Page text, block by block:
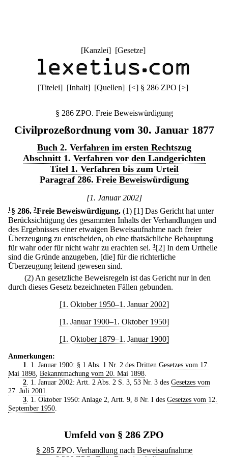
[Kanzlei] [Gesetze]
[Titelei] [Inhalt] [Quellen] [<] § 286 ZPO [>]
§ 286 ZPO. Freie Beweiswürdigung
Civilprozeßordnung vom 30. Januar 1877
Buch 2. Verfahren im ersten Rechtszug
Abschnitt 1. Verfahren vor den Landgerichten
Titel 1. Verfahren bis zum Urteil
Paragraf 286. Freie Beweiswürdigung
[1. Januar 2002]
1 § 286. 2Freie Beweiswürdigung. (1) [1] Das Gericht hat unter
Berücksichtigung des gesammten Inhalts der Verhandlungen und
des Ergebnisses einer etwaigen Beweisaufnahme nach freier
Überzeugung zu entscheiden, ob eine thatsächliche Behauptung
für wahr oder für nicht wahr zu erachten sei. 3[2] In dem Urtheile
sind die Gründe anzugeben, [die] für die richterliche
Überzeugung leitend gewesen sind.
(2) An gesetzliche Beweisregeln ist das Gericht nur in den
durch dieses Gesetz bezeichneten Fällen gebunden.
[1. Oktober 1950–1. Januar 2002]
[1. Januar 1900–1. Oktober 1950]
[1. Oktober 1879–1. Januar 1900]
Anmerkungen:
1. 1. Januar 1900: § 1 Abs. 1 Nr. 2 des Dritten Gesetzes vom 17.
Mai 1898, Bekanntmachung vom 20. Mai 1898.
2. 1. Januar 2002: Artt. 2 Abs. 2 S. 3, 53 Nr. 3 des Gesetzes vom
27. Juli 2001.
3. 1. Oktober 1950: Anlage 2, Artt. 9, 8 Nr. I des Gesetzes vom 12.
September 1950.
Umfeld von § 286 ZPO
§ 285 ZPO. Verhandlung nach Beweisaufnahme